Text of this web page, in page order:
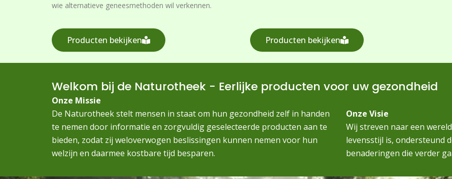
wie alternatieve geneesmethoden wil verkennen.
Producten bekijken Producten bekijken
Welkom bij de Naturotheek - Eerlijke producten voor uw gezondheid
Onze Missie
De Naturotheek stelt mensen in staat om hun gezondheid zelf in handen
te nemen door informatie en zorgvuldig geselecteerde producten aan te
bieden, zodat zij weloverwogen beslissingen kunnen nemen voor hun
welzijn en daarmee kostbare tijd besparen.
Onze Visie
Wij streven naar een
levensstijl is, ondersteund
benaderingen die verder